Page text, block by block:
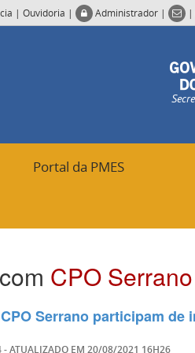
| Ouvidoria | Administrador | |
Portal da PMES
CPO Serrano
Serrano participam de
- ATUALIZADO EM 20/08/2021 16H26